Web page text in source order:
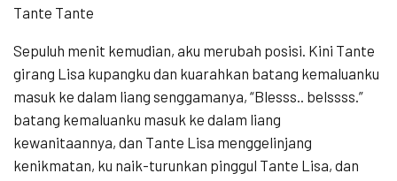
Tante Tante
Sepuluh menit kemudian, aku merubah posisi. Kini Tante
girang Lisa kupangku dan kuarahkan batang kemaluanku
masuk ke dalam liang senggamanya, “Blesss.. belssss.”
batang kemaluanku masuk ke dalam liang
kewanitaannya, dan Tante Lisa menggelinjang
kenikmatan, ku naik-turunkan pinggul Tante Lisa, dan